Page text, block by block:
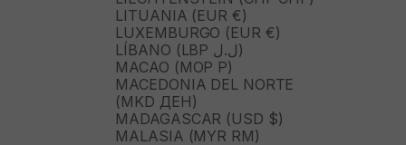
LITUANIA (EUR €)
LUXEMBURGO (EUR €)
LÍBANO (LBP ل.ل)
MACAO (MOP P)
MACEDONIA DEL NORTE
(MKD ДЕН)
MADAGASCAR (USD $)
MALASIA (MYR RM)